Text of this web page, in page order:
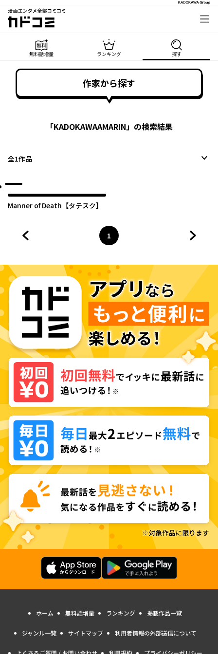
漫画エンタメ全部コミコミ
カドコミ
無料話増量 ランキング 探す
作家から探す
「KADOKAWAAMARIN」の検索結果
全1作品
Manner of Death【タテスク】
ページ
1
へ
ホーム 無料話増量 ランキング 掲載作品一覧
ジャンル一覧 サイトマップ 利用者情報の外部送信について